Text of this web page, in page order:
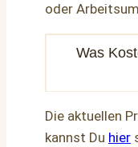
oder
Was
Die aktuellen
kannst Du hier